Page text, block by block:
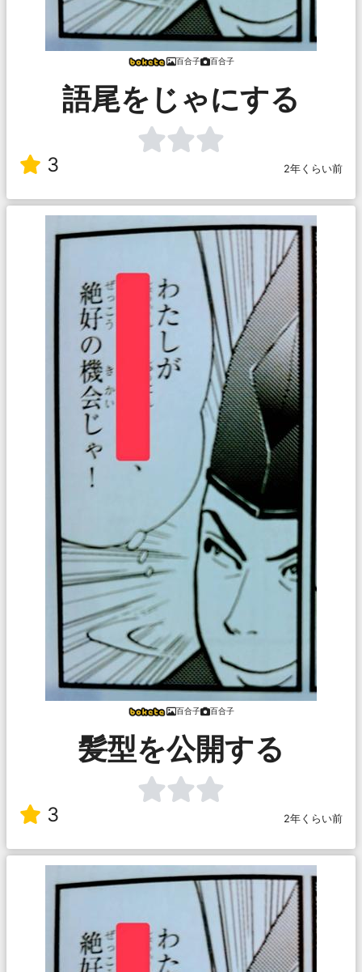
百合子 百合子
語尾をじゃにする
3 2年くらい前
百合子 百合子
髪型を公開する
3 2年くらい前